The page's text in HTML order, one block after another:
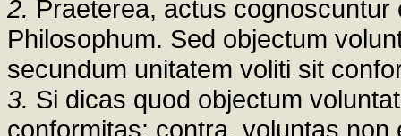
2. Praeterea, actus
Philosophum. Sed objectum
secundum unitatem voliti sit
3. Si dicas quod objectum
conformitas: contra, voluntas